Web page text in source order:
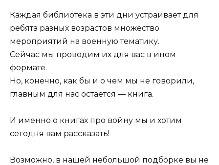
Каждая библиотека в эти дни устраивает для
ребята разных возрастов множество
мероприятий на военную тематику.
Сейчас мы проводим их для вас в ином
формате.
Но, конечно, как бы и о чем мы не говорили,
главным для нас остается — книга.
И именно о книгах про войну мы и хотим
сегодня вам рассказать!
Возможно, в нашей небольшой подборке вы не